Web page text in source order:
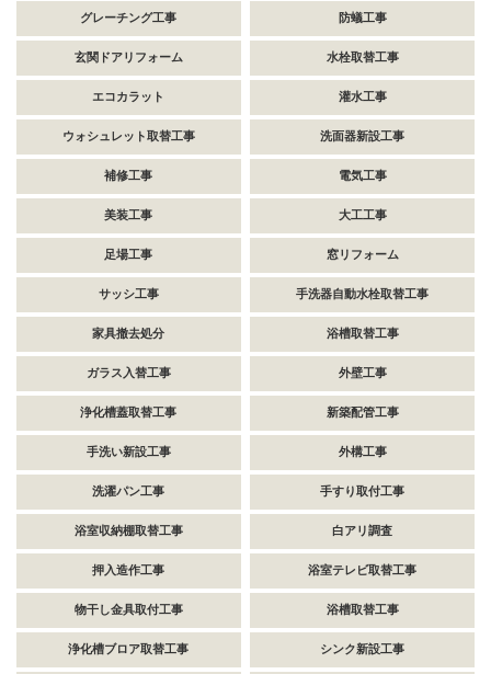
グレーチング工事 防蟻工事
玄関ドアリフォーム 水栓取替工事
エコカラット 灌水工事
ウォシュレット取替工事 洗面器新設工事
補修工事 電気工事
美装工事 大工工事
足場工事 窓リフォーム
サッシ工事 手洗器自動水栓取替工事
家具撤去処分 浴槽取替工事
ガラス入替工事 外壁工事
浄化槽蓋取替工事 新築配管工事
手洗い新設工事 外構工事
洗濯パン工事 手すり取付工事
浴室収納棚取替工事 白アリ調査
押入造作工事 浴室テレビ取替工事
物干し金具取付工事 浴槽取替工事
浄化槽ブロア取替工事 シンク新設工事